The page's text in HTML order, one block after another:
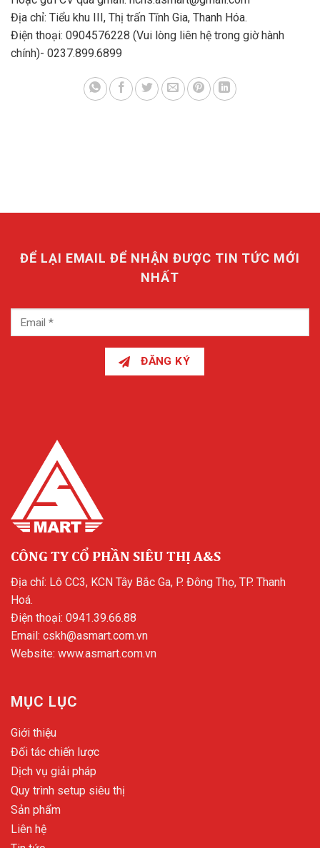
Địa chỉ: Tiểu khu III, Thị trấn Tĩnh Gia, Thanh Hóa.
Điện thoại: 0904576228 (Vui lòng liên hệ trong giờ hành
chính)- 0237.899.6899
ĐỂ LẠI EMAIL ĐỂ NHẬN ĐƯỢC TIN TỨC MỚI
NHẤT
ĐĂNG KÝ
CÔNG TY CỔ PHẦN SIÊU THỊ A&S
Địa chỉ: Lô CC3, KCN Tây Bắc Ga, P. Đông Thọ, TP. Thanh
Hoá.
Điện thoại: 0941.39.66.88
Email: cskh@asmart.com.vn
Website: www.asmart.com.vn
MỤC LỤC
Giới thiệu
Đối tác chiến lược
Dịch vụ giải pháp
Quy trình setup siêu thị
Sản phẩm
Liên hệ